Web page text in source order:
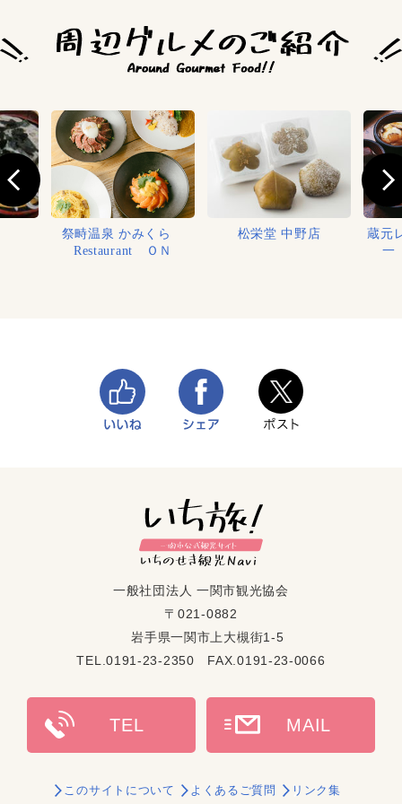
祭畤温泉 かみくら
Restaurant ＯＮ
松栄堂 中野店
蔵元
一
一般社団法人 一関市観光協会
〒021-0882
岩手県一関市上大槻街1-5
TEL.0191-23-2350 FAX.0191-23-0066
このサイトについて よくあるご質問 リンク集